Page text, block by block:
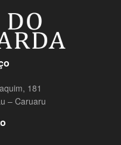
181
– Caruaru